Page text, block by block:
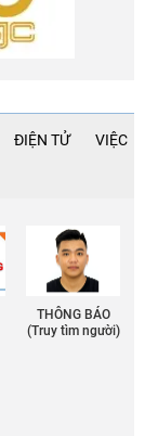
ĐIỆN TỬ VIỆC
THÔNG BÁO
(Truy tìm người)